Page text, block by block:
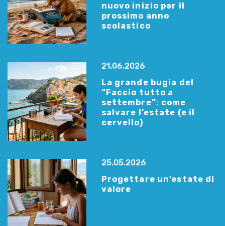
nuovo inizio per il
prossimo anno
scolastico
21.06.2026
La grande bugia del
“Faccio tutto a
settembre”: come
salvare l’estate (e il
cervello)
25.05.2026
Progettare un’estate di
valore